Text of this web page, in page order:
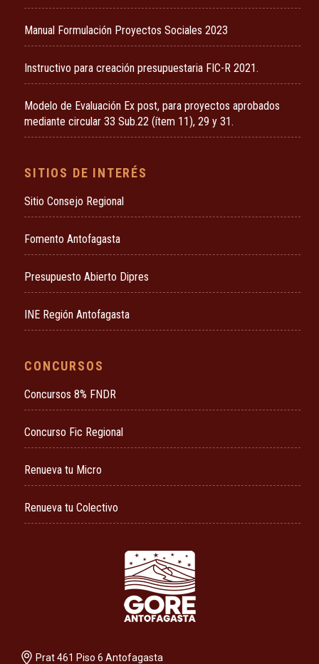
Manual Formulación Proyectos Sociales 2023
Instructivo para creación presupuestaria FIC-R 2021.
Modelo de Evaluación Ex post, para proyectos aprobados
mediante circular 33 Sub.22 (ítem 11), 29 y 31.
SITIOS DE INTERÉS
Sitio Consejo Regional
Fomento Antofagasta
Presupuesto Abierto Dipres
INE Región Antofagasta
CONCURSOS
Concursos 8% FNDR
Concurso Fic Regional
Renueva tu Micro
Renueva tu Colectivo
Prat 461 Piso 6 Antofagasta